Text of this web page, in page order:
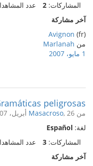
المشاركات: 2 عدد
آخر مشاركة
(fr)
Avignon
من Marlanah
1 مايو، 2007
peligrosas :)
من Masacroso, 26 أبريل، 2007
لغة: Español
المشاركات: 3 عدد
آخر مشاركة